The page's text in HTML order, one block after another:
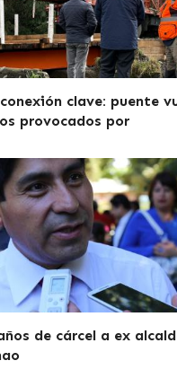
clave: puente
provocados por
de cárcel a ex